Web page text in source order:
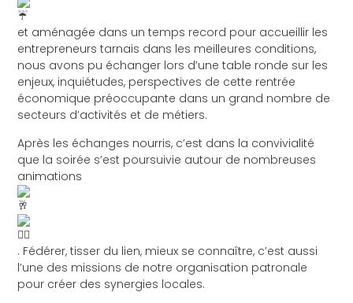
et aménagée dans un temps record pour accueillir les
entrepreneurs tarnais dans les meilleures conditions,
nous avons pu échanger lors d’une table ronde sur les
enjeux, inquiétudes, perspectives de cette rentrée
économique préoccupante dans un grand nombre de
secteurs d’activités et de métiers.
Après les échanges nourris, c’est dans la convivialité
que la soirée s’est poursuivie autour de nombreuses
animations
. Fédérer, tisser du lien, mieux se connaître, c’est aussi
l’une des missions de notre organisation patronale
pour créer des synergies locales.